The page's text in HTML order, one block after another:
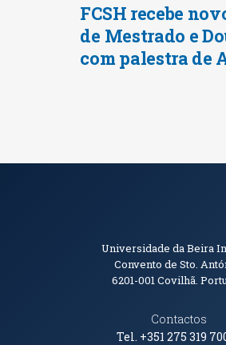
FCSH recebe
de Mestrado e
com palestra de
Informações de
Universidade da Beira
Convento de Sto.
6201-001Covilhã.
Contactos
Tel. +351 275 319